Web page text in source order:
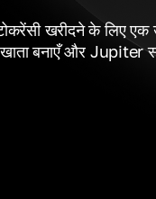
खरीदने के लिए
बनाएँ और Jupiter